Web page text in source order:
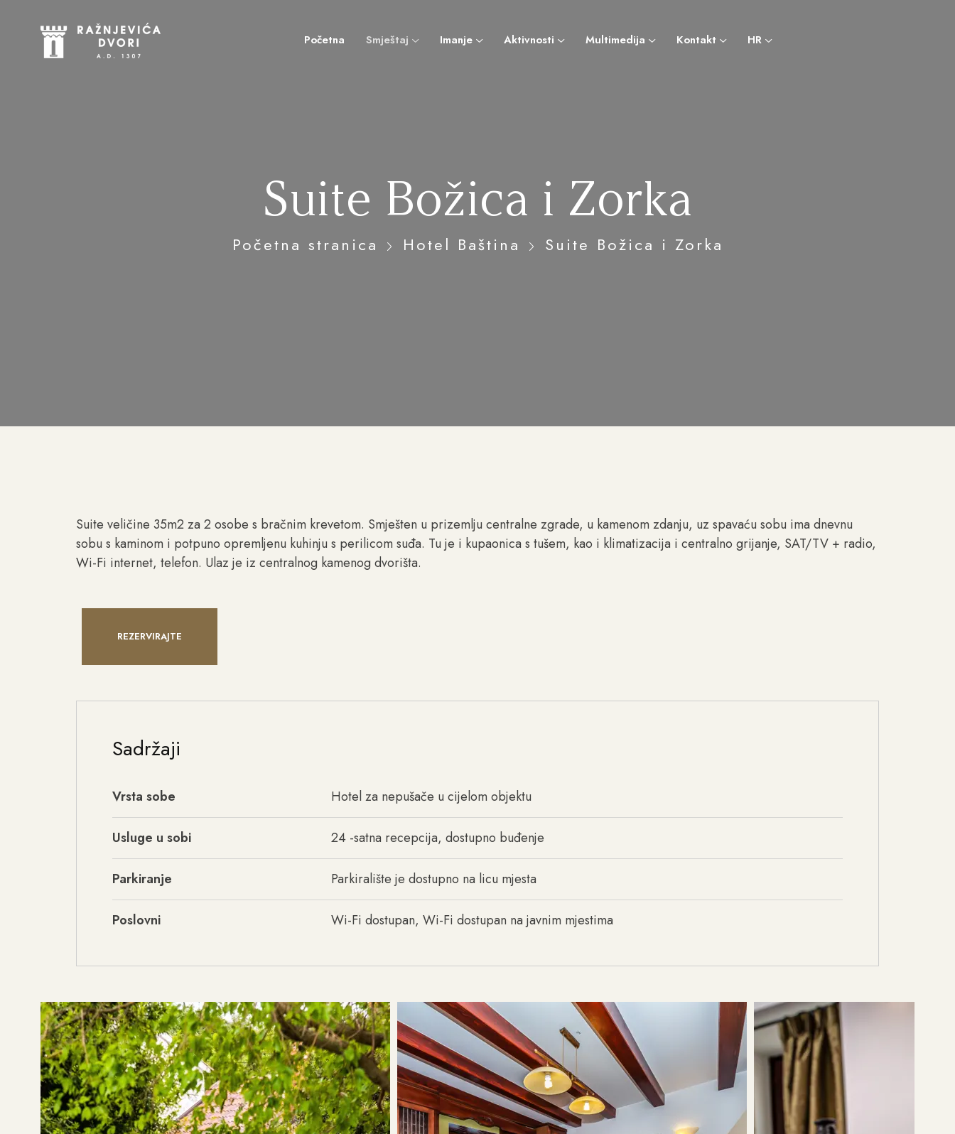
Početna Smještaj Imanje Aktivnosti Multimedija Kontakt HR
Suite Božica i Zorka
Početna stranica Hotel Baština Suite Božica i Zorka
Suite veličine 35m2 za 2 osobe s bračnim krevetom. Smješten u prizemlju centralne zgrade, u kamenom zdanju, uz spavaću sobu ima dnevnu
sobu s kaminom i potpuno opremljenu kuhinju s perilicom suđa. Tu je i kupaonica s tušem, kao i klimatizacija i centralno grijanje, SAT/TV + radio,
Wi-Fi internet, telefon. Ulaz je iz centralnog kamenog dvorišta.
REZERVIRAJTE
Sadržaji
Vrsta sobe Hotel za nepušače u cijelom objektu
Usluge u sobi 24 -satna recepcija, dostupno buđenje
Parkiranje Parkiralište je dostupno na licu mjesta
Poslovni Wi-Fi dostupan, Wi-Fi dostupan na javnim mjestima